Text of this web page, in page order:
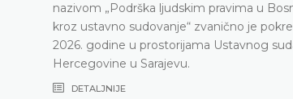
nazivom „Podrška ljudskim pravima u
kroz ustavno sudovanje“ zvanično je
2026. godine u prostorijama Ustavnog
Hercegovine u Sarajevu.
DETALJNIJE